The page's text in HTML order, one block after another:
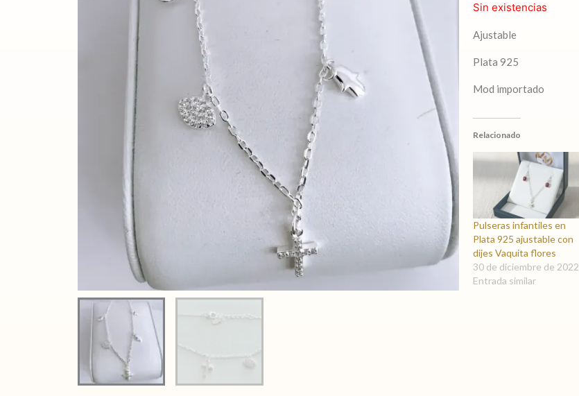
Sin existencias
Ajustable
Plata 925
Mod importado
Relacionado
Pulseras infantiles en
Plata 925 ajustable con
dijes Vaquita flores
30 de diciembre de 2022
Entrada similar